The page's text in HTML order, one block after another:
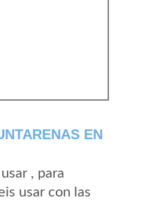
EN
, para
usar con las